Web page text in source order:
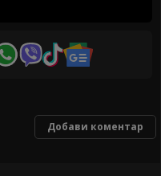
Добави коментар